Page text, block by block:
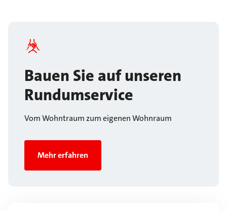
Bauen Sie auf unseren
Rundumservice
Vom Wohntraum zum eigenen Wohnraum
Mehr erfahren